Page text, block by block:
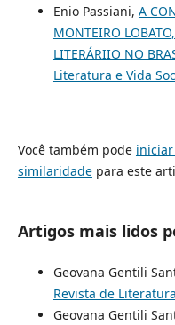
Enio Passiani, A
MONTEIRO
LITERÁRIIO NO
Literatura e Vida
Você também pode
similaridadepara este
Artigos mais lidos
Geovana Gentili
Revista de
Geovana Gentili